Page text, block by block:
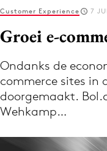
Log in
Volg het
Customer Experience 7
Groei e-
Ondanks de
commerce sites in
doorgemaakt.
Wehkamp…